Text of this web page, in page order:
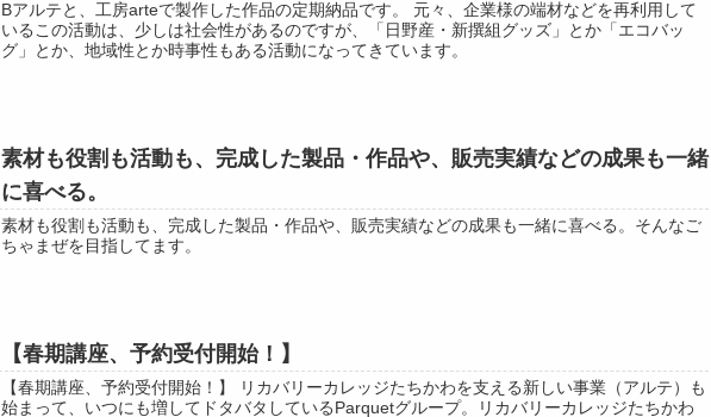
Bアルテと、工房arteで製作した作品の定期納品です。 元々、企業様の端材などを再利用して
いるこの活動は、少しは社会性があるのですが、「日野産・新撰組グッズ」とか「エコバッ
グ」とか、地域性とか時事性もある活動になってきています。
素材も役割も活動も、完成した製品・作品や、販売実績などの成果も一緒
に喜べる。
素材も役割も活動も、完成した製品・作品や、販売実績などの成果も一緒に喜べる。そんなご
ちゃまぜを目指してます。
【春期講座、予約受付開始！】
【春期講座、予約受付開始！】 リカバリーカレッジたちかわを支える新しい事業（アルテ）も
始まって、いつにも増してドタバタしているParquetグループ。リカバリーカレッジたちかわ